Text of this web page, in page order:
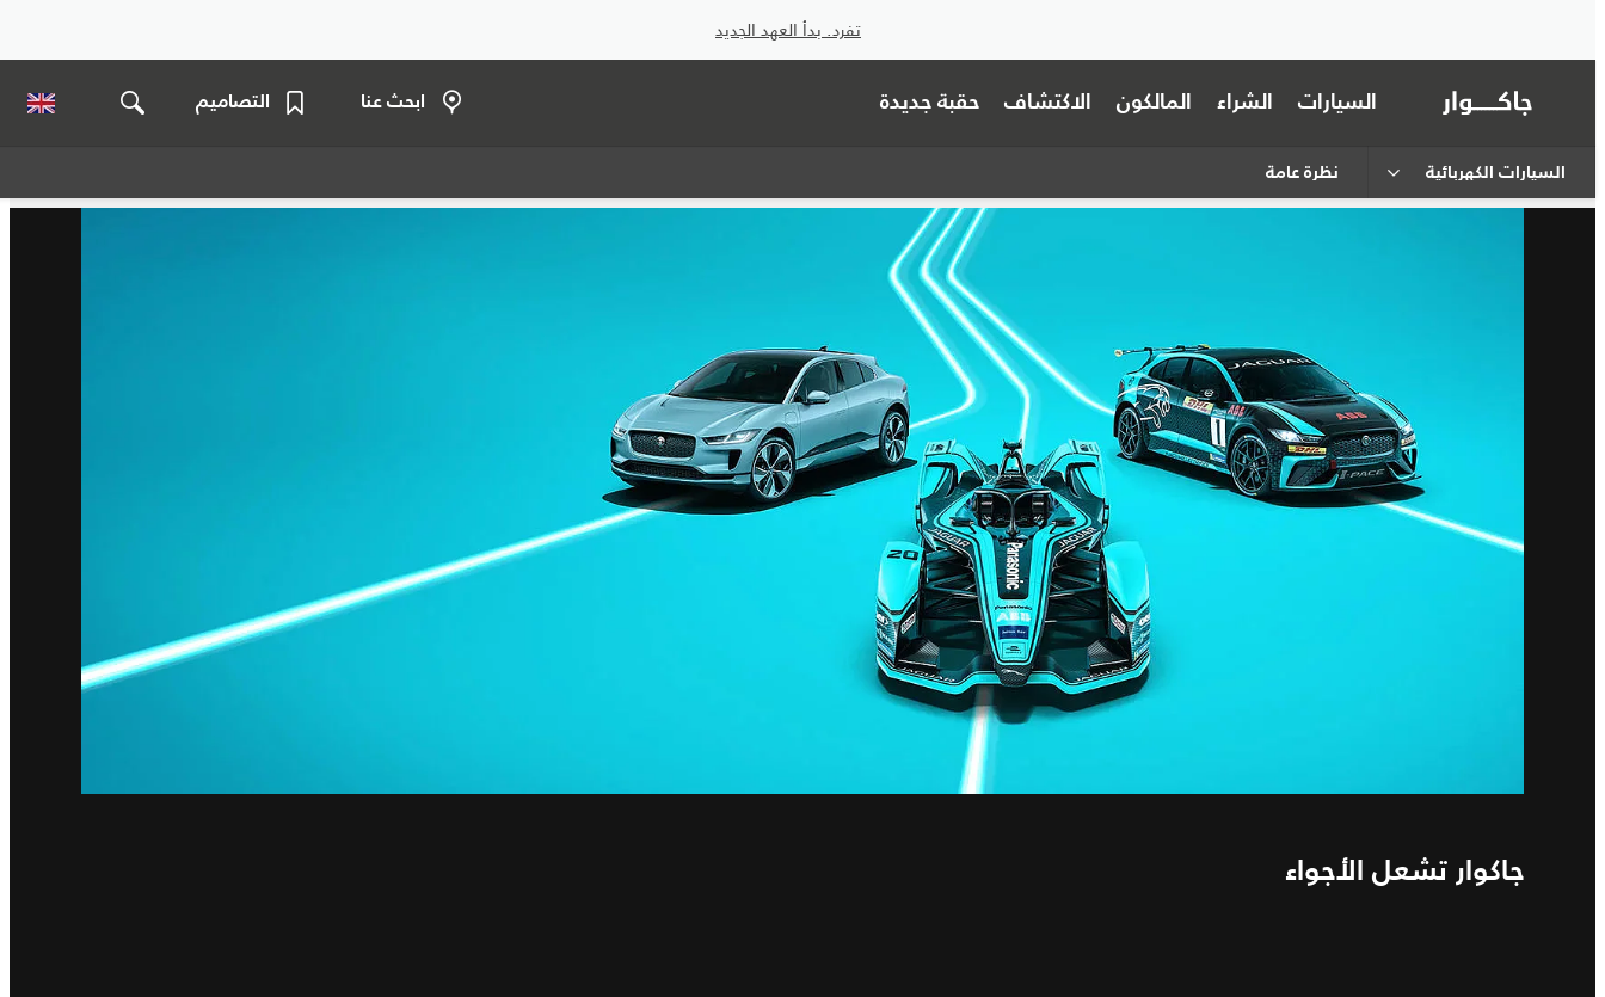
تفرد. بدأ العهد الجديد
السيارات الشراء المالكون الاكتشاف حقبة جديدة ابحث عنا التصاميم
السيارات الكهربائية نظرة عامة
جاكوار تشعل الأجواء